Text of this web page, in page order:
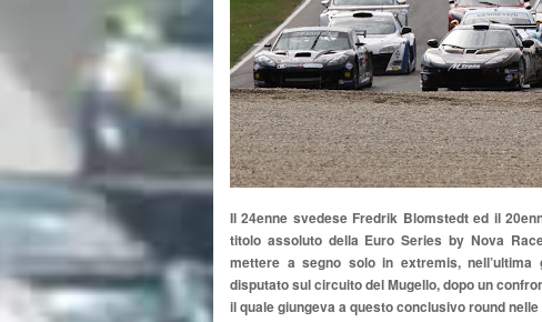
Il 24enne svedese Fredrik Blomstedt ed il
titolo assoluto della Euro Series by Nova
mettere a segno solo in extremis,
disputato sul circuito del Mugello, dopo un
il quale giungeva a questo conclusivo round